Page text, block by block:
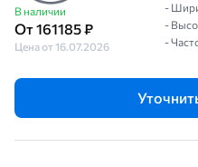
В наличии
От 161185 ₽
Цена от 16.07.2026
-
-
-